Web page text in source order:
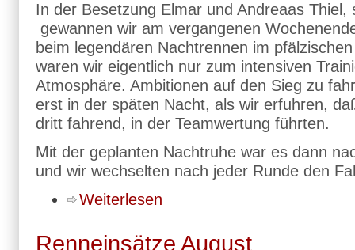
In der Besetzung Elmar und Andreaas Thiel,
gewannen wir am vergangenen
beim legendären Nachtrennen im
waren wir eigentlich nur zum intensiven
Atmosphäre. Ambitionen auf den Sieg zu
erst in der späten Nacht, als wir erfuhren,
dritt fahrend, in der Teamwertung führten.
Mit der geplanten Nachtruhe war es dann
und wir wechselten nach jeder Runde den
Weiterlesen
Renneinsätze August